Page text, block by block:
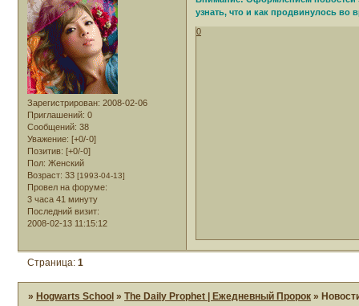
Зарегистрирован: 2008-02-06
Приглашений: 0
Сообщений: 38
Уважение: [+0/-0]
Позитив: [+0/-0]
Пол: Женский
Возраст: 33 [1993-04-13]
Провел на форуме:
3 часа 41 минуту
Последний визит:
2008-02-13 11:15:12
узнать, что и как продвинулось во
0
Страница:1
» Hogwarts School »The Daily Prophet | Ежедневный Пророк »